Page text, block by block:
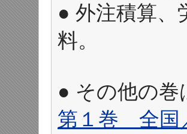
● 外注積算、
料。
● その他の巻
第１巻 全国